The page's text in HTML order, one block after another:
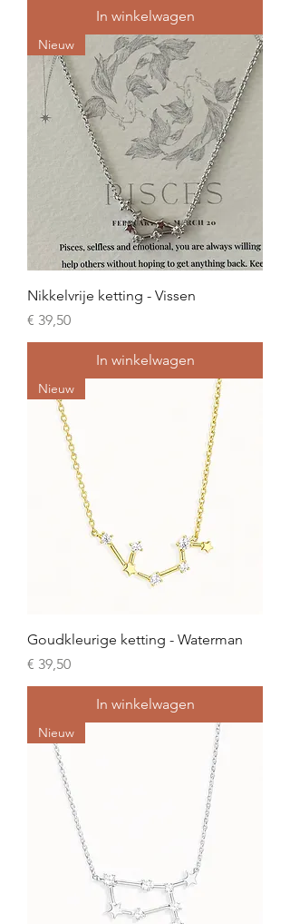
In winkelwagen
Nieuw
Nikkelvrije ketting - Vissen
Prijs
€ 39,50
In winkelwagen
Nieuw
Goudkleurige ketting - Waterman
Prijs
€ 39,50
In winkelwagen
Nieuw